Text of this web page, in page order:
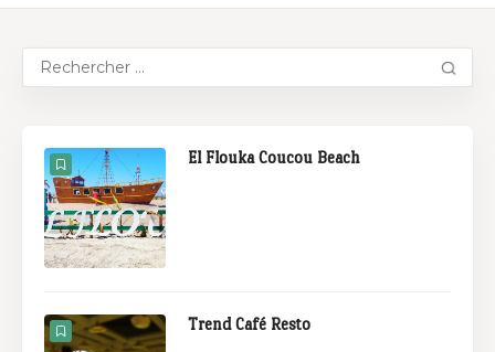
El Flouka Coucou Beach
Trend Café Resto